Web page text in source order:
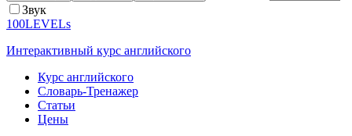
Звук
100LEVELs
Интерактивный курс английского
Курс английского
Словарь-Тренажер
Статьи
Цены